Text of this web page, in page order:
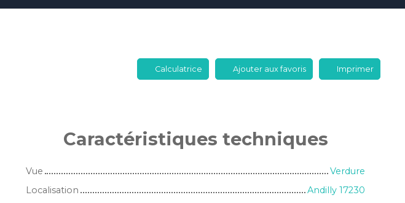
Calculatrice Ajouter aux favoris Imprimer
Caractéristiques techniques
Vue
Verdure
Localisation
Andilly 17230